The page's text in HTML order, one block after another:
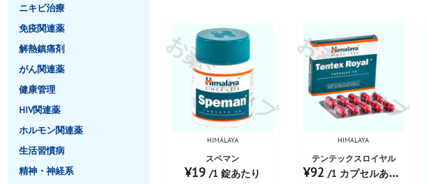
ニキビ治療
免疫関連薬
解熱鎮痛剤
がん関連薬
健康管理
HIV関連薬
ホルモン関連薬
生活習慣病
精神・神経系
お薬ショップ
HIMALAYA
スペマン
¥19/1 錠あたり
お薬ショップ
HIMALAYA
テンテックスロイヤル
¥92 /1 カプセルあたり